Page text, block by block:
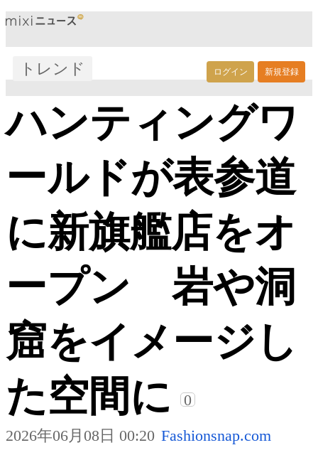
ログイン 新規登録
トレンド
ハンティングワ
ールドが表参道
に新旗艦店をオ
ープン 岩や洞
窟をイメージし
た空間に
0
2026年06月08日 00:20 Fashionsnap.com